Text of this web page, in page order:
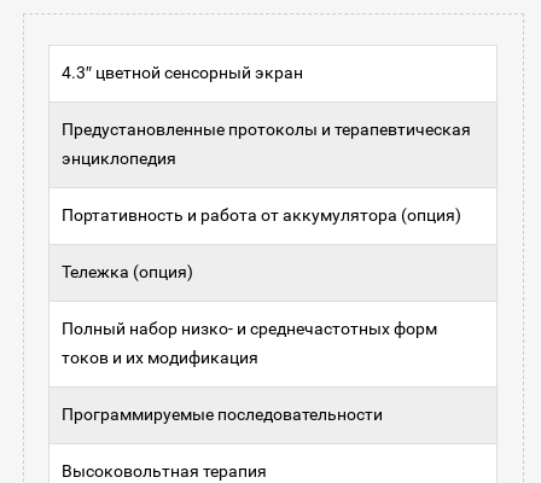
4.3″ цветной сенсорный экран
Предустановленные протоколы и терапевтическая
энциклопедия
Портативность и работа от аккумулятора (опция)
Тележка (опция)
Полный набор низко- и среднечастотных форм
токов и их модификация
Программируемые последовательности
Высоковольтная терапия